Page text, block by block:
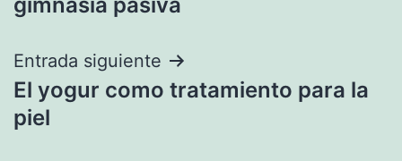
Entrada siguiente
El yogur como tratamiento para la
piel